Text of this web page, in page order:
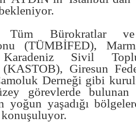
Tüm Bürokratlar
(TÜMBİFED),
Sivil
Giresun
Derneği gibi
görevlerde bulunan
yoğun yaşadığı
konuşuluyor.